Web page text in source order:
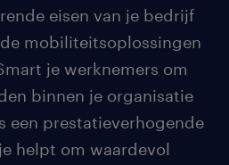
eisen van je bedrijf
mobiliteitsoplossingen
je werknemers om
binnen je organisatie
een prestatieverhogende
helpt om waardevol